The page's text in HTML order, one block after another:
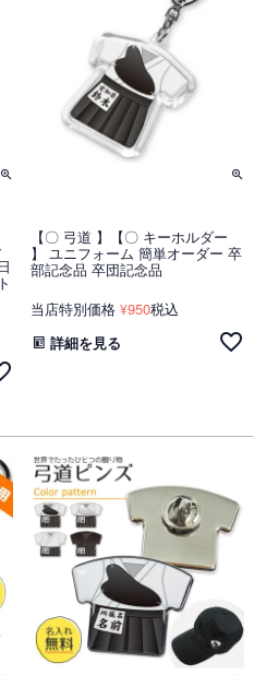
【〇 弓道 】【〇 キーホルダー
】 ユニフォーム 簡単オーダー 卒
部記念品 卒団記念品
当店特別価格 ¥950税込
詳細を見る